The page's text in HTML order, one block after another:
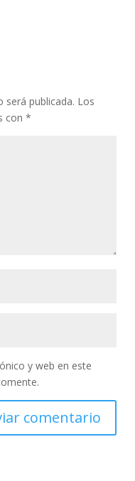
será publicada. Los
con *
y web en este